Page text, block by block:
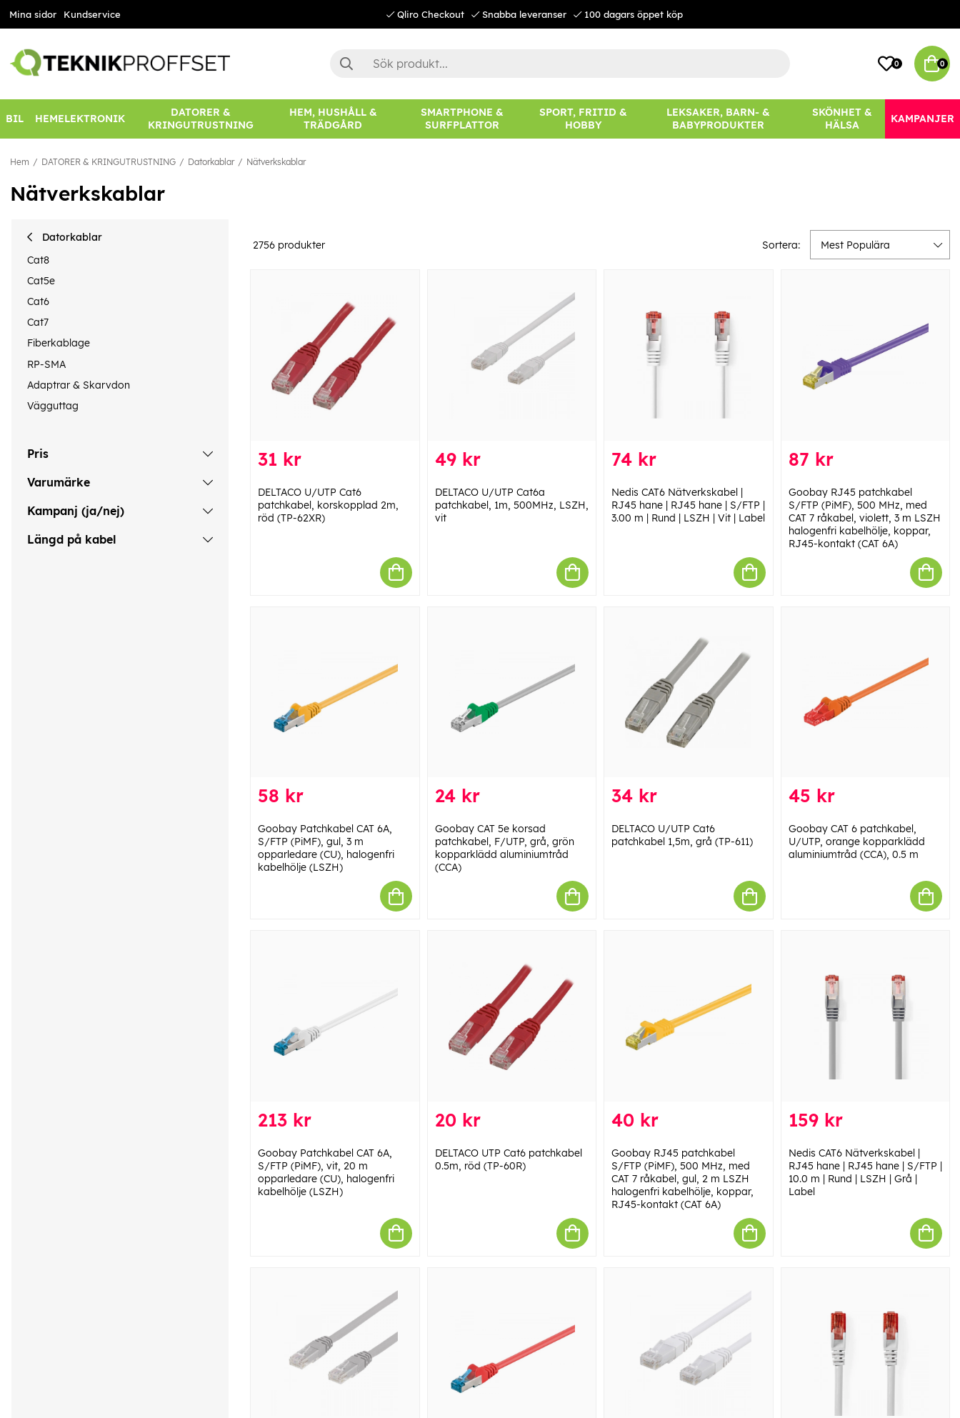
Mina sidor Kundservice Qliro Checkout Snabba leveranser 100 dagars öppet köp
0 0
BIL HEMELEKTRONIK
DATORER &
KRINGUTRUSTNING
HEM, HUSHÅLL &
TRÄDGÅRD
SMARTPHONE &
SURFPLATTOR
SPORT, FRITID &
HOBBY
LEKSAKER, BARN- &
BABYPRODUKTER
SKÖNHET &
HÄLSA
KAMPANJER
Hem DATORER & KRINGUTRUSTNING Datorkablar Nätverkskablar
Nätverkskablar
Datorkablar
Cat8
Cat5e
Cat6
Cat7
Fiberkablage
RP-SMA
Adaptrar & Skarvdon
Vägguttag
Pris
Varumärke
Kampanj (ja/nej)
Längd på kabel
2756 produkter Sortera: Mest Populära
31 kr
DELTACO U/UTP Cat6
patchkabel, korskopplad 2m,
röd (TP-62XR)
49 kr
DELTACO U/UTP Cat6a
patchkabel, 1m, 500MHz, LSZH,
vit
74 kr
Nedis CAT6 Nätverkskabel |
RJ45 hane | RJ45 hane | S/FTP |
3.00 m | Rund | LSZH | Vit | Label
87 kr
Goobay RJ45 patchkabel
S/FTP (PiMF), 500 MHz, med
CAT 7 råkabel, violett, 3 m LSZH
halogenfri kabelhölje, koppar,
RJ45-kontakt (CAT 6A)
58 kr
Goobay Patchkabel CAT 6A,
S/FTP (PiMF), gul, 3 m
opparledare (CU), halogenfri
kabelhölje (LSZH)
24 kr
Goobay CAT 5e korsad
patchkabel, F/UTP, grå, grön
kopparklädd aluminiumtråd
(CCA)
34 kr
DELTACO U/UTP Cat6
patchkabel 1,5m, grå (TP-611)
45 kr
Goobay CAT 6 patchkabel,
U/UTP, orange kopparklädd
aluminiumtråd (CCA), 0.5 m
213 kr
Goobay Patchkabel CAT 6A,
S/FTP (PiMF), vit, 20 m
opparledare (CU), halogenfri
kabelhölje (LSZH)
20 kr
DELTACO UTP Cat6 patchkabel
0.5m, röd (TP-60R)
40 kr
Goobay RJ45 patchkabel
S/FTP (PiMF), 500 MHz, med
CAT 7 råkabel, gul, 2 m LSZH
halogenfri kabelhölje, koppar,
RJ45-kontakt (CAT 6A)
159 kr
Nedis CAT6 Nätverkskabel |
RJ45 hane | RJ45 hane | S/FTP |
10.0 m | Rund | LSZH | Grå |
Label